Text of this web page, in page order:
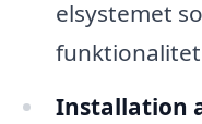
elsystemet
Installation